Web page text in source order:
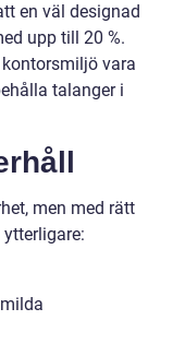
en väl designad
upp till 20 %.
vara
talanger i
men med rätt